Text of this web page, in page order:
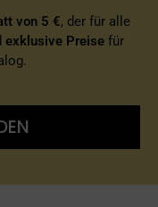
von 5 €, der für alle
exklusive Preisefür